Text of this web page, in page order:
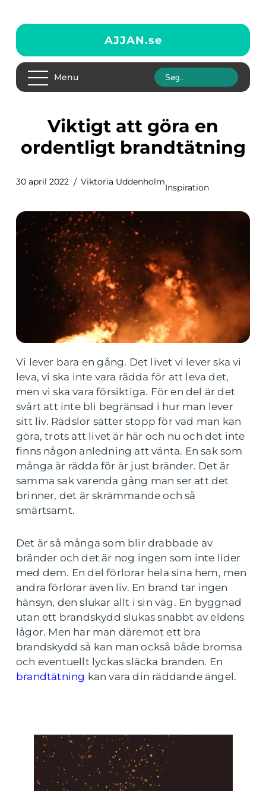
AJJAN.se
Menu
Viktigt att göra en
ordentligt brandtätning
30 april 2022 Viktoria Uddenholm
Inspiration
Vi lever bara en gång. Det livet vi lever ska vi
leva, vi ska inte vara rädda för att leva det,
men vi ska vara försiktiga. För en del är det
svårt att inte bli begränsad i hur man lever
sitt liv. Rädslor sätter stopp för vad man kan
göra, trots att livet är här och nu och det inte
finns någon anledning att vänta. En sak som
många är rädda för är just bränder. Det är
samma sak varenda gång man ser att det
brinner, det är skrämmande och så
smärtsamt.
Det är så många som blir drabbade av
bränder och det är nog ingen som inte lider
med dem. En del förlorar hela sina hem, men
andra förlorar även liv. En brand tar ingen
hänsyn, den slukar allt i sin väg. En byggnad
utan ett brandskydd slukas snabbt av eldens
lågor. Men har man däremot ett bra
brandskydd så kan man också både bromsa
och eventuellt lyckas släcka branden. En
brandtätning kan vara din räddande ängel.